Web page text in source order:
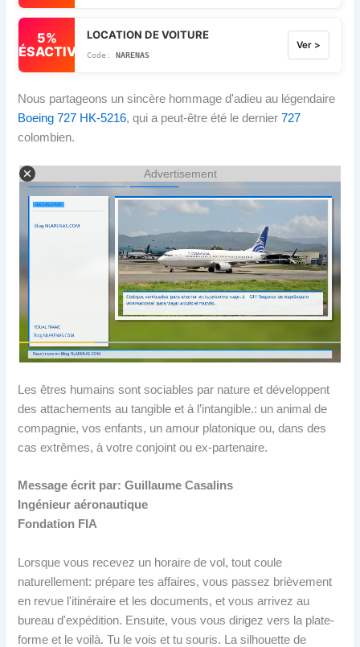
5%
DÉSACTIVÉ
LOCATION DE VOITURE
NARENAS
Ver >
Nous partageons un sincère hommage d'adieu au légendaire
Boeing 727 HK-5216, qui a peut-être été le dernier727
colombien.
Advertisement
Les êtres humains sont sociables par nature et développent
des attachements au tangible et à l’intangible.: un animal de
compagnie, vos enfants, un amour platonique ou, dans des
cas extrêmes, à votre conjoint ou ex-partenaire.
Message écrit par: Guillaume Casalins
Ingénieur aéronautique
Fondation FIA
Lorsque vous recevez un horaire de vol, tout coule
naturellement: prépare tes affaires, vous passez brièvement
en revue l'itinéraire et les documents, et vous arrivez au
bureau d'expédition. Ensuite, vous vous dirigez vers la plate-
forme et le voilà. Tu le vois et tu souris. La silhouette de